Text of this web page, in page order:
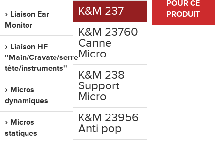
CONTACT
Liaison Ear
Monitor
Liaison HF
''Main/Cravate/serre
tête/instruments''
Micros
dynamiques
Micros
statiques
K&M 237
K&M 23760
Canne
Micro
K&M 238
Support
Micro
K&M 23956
Anti pop
POUR CE
PRODUIT